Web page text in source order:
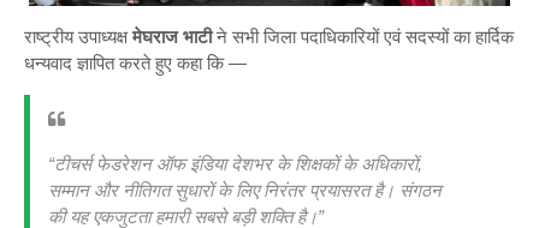
राष्ट्रीय उपाध्यक्षमेघराज भाटीने सभी जिला पदाधिकारियों एवं सदस्यों का हार्दिक
धन्यवाद ज्ञापित करते हुए कहा कि —
“टीचर्स फेडरेशन ऑफ इंडिया देशभर के शिक्षकों के अधिकारों,
सम्मान और नीतिगत सुधारों के लिए निरंतर प्रयासरत है। संगठन
की यह एकजुटता हमारी सबसे बड़ी शक्ति है।”